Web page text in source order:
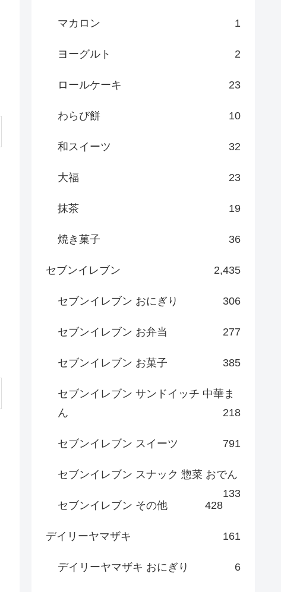
マカロン 1
ヨーグルト 2
ロールケーキ 23
わらび餅 10
和スイーツ 32
大福 23
抹茶 19
焼き菓子 36
セブンイレブン 2,435
セブンイレブン おにぎり 306
セブンイレブン お弁当 277
セブンイレブン お菓子 385
セブンイレブン サンドイッチ 中華ま
ん
218
セブンイレブン スイーツ 791
セブンイレブン スナック 惣菜 おでん
133
セブンイレブン その他
428
デイリーヤマザキ 161
デイリーヤマザキ おにぎり 6